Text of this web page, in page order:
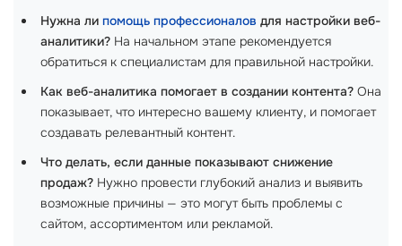
Нужна ли помощь профессионалов для настройки веб-
аналитики? На начальном этапе рекомендуется
обратиться к специалистам для правильной настройки.
Как веб-аналитика помогает в создании контента? Она
показывает, что интересно вашему клиенту, и помогает
создавать релевантный контент.
Что делать, если данные показывают снижение
продаж? Нужно провести глубокий анализ и выявить
возможные причины — это могут быть проблемы с
сайтом, ассортиментом или рекламой.